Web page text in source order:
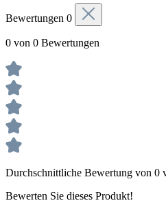
Bewertungen 0
0 von 0 Bewertungen
Durchschnittliche Bewertung von 0
Bewerten Sie dieses Produkt!